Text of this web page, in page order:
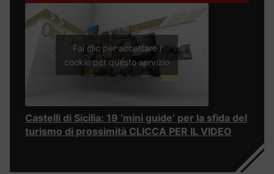
Fai clic per accettare i
cookie per questo servizio
Castelli di Sicilia: 19 ‘mini guide’ per la sfida del
turismo di prossimità CLICCA PER IL VIDEO